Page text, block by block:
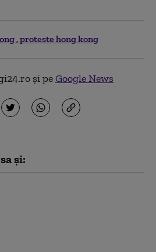
proteste hong kong
și peGoogle News
și: